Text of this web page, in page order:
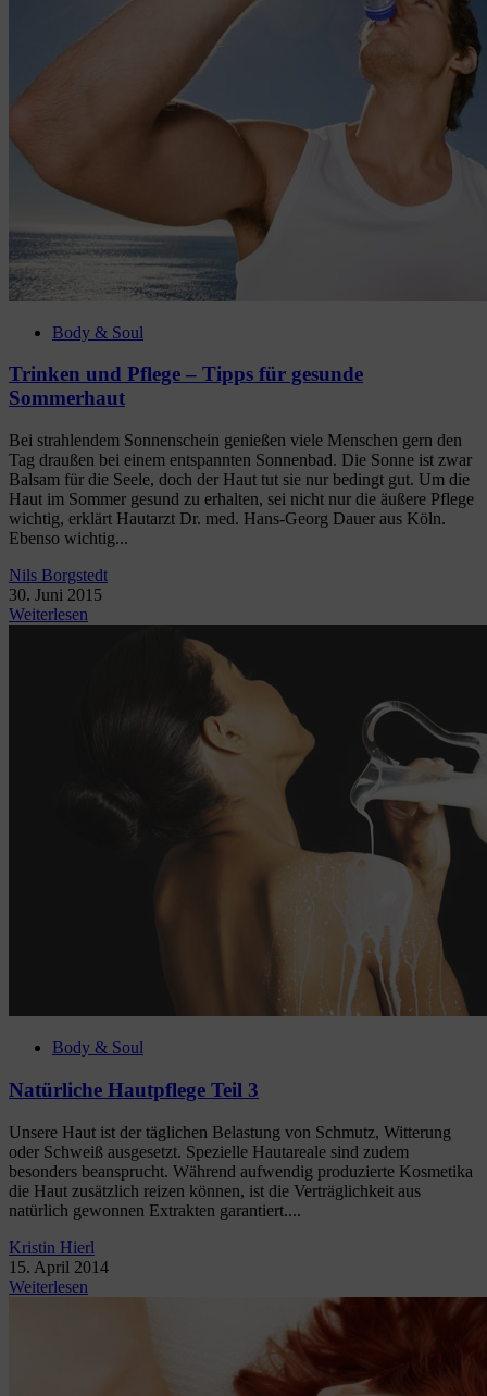
Body & Soul
Trinken und Pflege – Tipps für gesunde
Sommerhaut
Bei strahlendem Sonnenschein genießen viele Menschen gern den
Tag draußen bei einem entspannten Sonnenbad. Die Sonne ist zwar
Balsam für die Seele, doch der Haut tut sie nur bedingt gut. Um die
Haut im Sommer gesund zu erhalten, sei nicht nur die äußere Pflege
wichtig, erklärt Hautarzt Dr. med. Hans-Georg Dauer aus Köln.
Ebenso wichtig...
Nils Borgstedt
30. Juni 2015
Weiterlesen
Body & Soul
Natürliche Hautpflege Teil 3
Unsere Haut ist der täglichen Belastung von Schmutz, Witterung
oder Schweiß ausgesetzt. Spezielle Hautareale sind zudem
besonders beansprucht. Während aufwendig produzierte Kosmetika
die Haut zusätzlich reizen können, ist die Verträglichkeit aus
natürlich gewonnen Extrakten garantiert....
Kristin Hierl
15. April 2014
Weiterlesen